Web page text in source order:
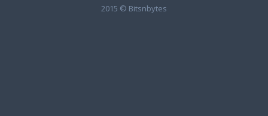
2015 © Bitsnbytes